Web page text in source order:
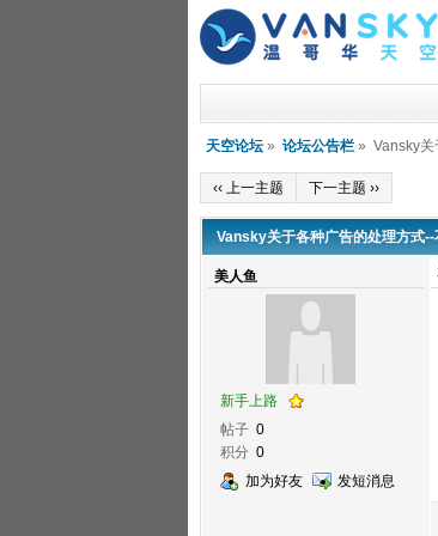
天空论坛 » 论坛公告栏 » Vansky关
‹‹ 上一主题 下一主题 ››
Vansky关于各种广告的处理方式--
美人鱼
新手上路
帖子 0
积分 0
加为好友
发短消息